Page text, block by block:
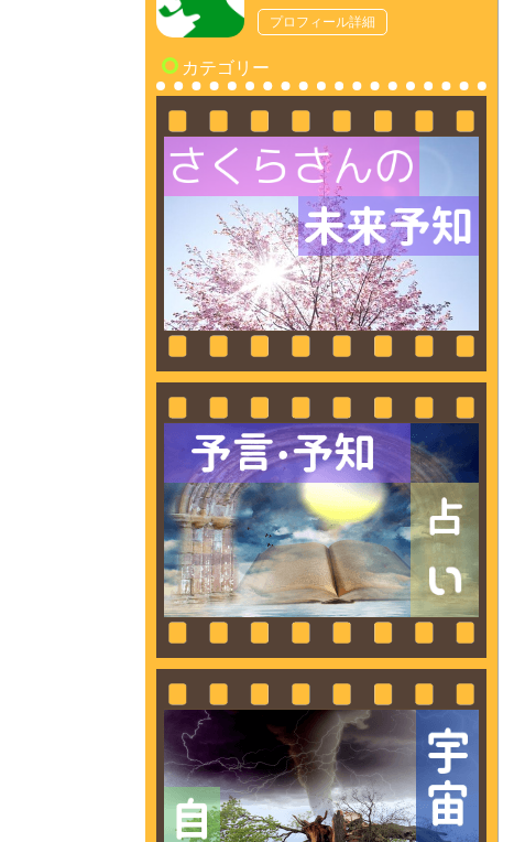
プロフィール詳細
カテゴリー